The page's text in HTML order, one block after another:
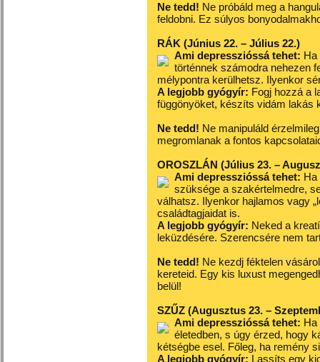
Ne tedd! Ne próbáld meg a
feldobni. Ez súlyos
RÁK (Június 22. – Július 22.)
Ami depresszióssá tehet: Ha
történnek számodra nehezen
mélypontra kerülhetsz. Ilyenkor
A legjobb gyógyír: Fogj hozzá a
függönyöket, készíts vidám lakás
Ne tedd! Ne manipuláld
megromlanak a fontos
OROSZLÁN (Július 23. –
Ami depresszióssá tehet: Ha
szüksége a szakértelmedre,
válhatsz. Ilyenkor hajlamos vagy
családtagjaidat is.
A legjobb gyógyír: Neked a
leküzdésére. Szerencsére nem
Ne tedd! Ne kezdj féktelen
kereteid. Egy kis luxust
belül!
SZŰZ (Augusztus 23. –
Ami depresszióssá tehet: Ha
életedben, s úgy érzed, hogy
kétségbe esel. Főleg, ha remény
A legjobb gyógyír: Lassíts egy